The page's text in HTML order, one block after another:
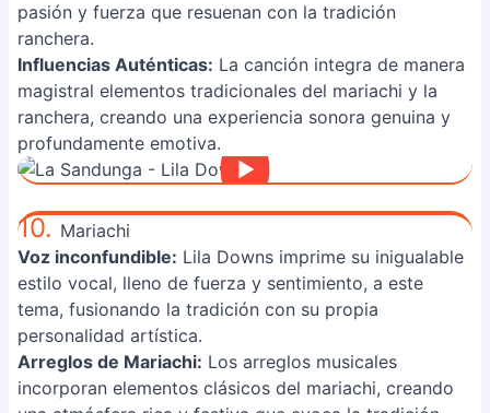
pasión y fuerza que resuenan con la tradición
ranchera.
Influencias Auténticas: La canción integra de manera
magistral elementos tradicionales del mariachi y la
ranchera, creando una experiencia sonora genuina y
profundamente emotiva.
10. Mariachi
Voz inconfundible: Lila Downs imprime su inigualable
estilo vocal, lleno de fuerza y sentimiento, a este
tema, fusionando la tradición con su propia
personalidad artística.
Arreglos de Mariachi: Los arreglos musicales
incorporan elementos clásicos del mariachi, creando